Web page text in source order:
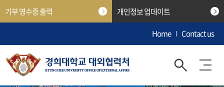
기부 영수증 출력 개인정보 업데이트
Home Contact us